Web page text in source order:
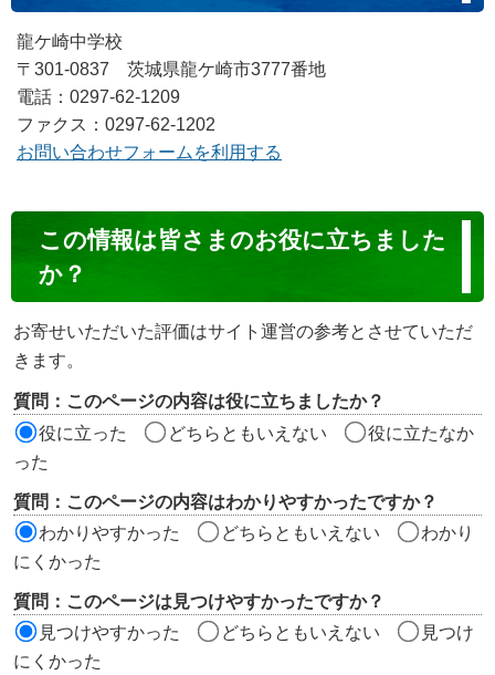
龍ケ崎中学校
〒301-0837 茨城県龍ケ崎市3777番地
電話：0297-62-1209
ファクス：0297-62-1202
お問い合わせフォームを利用する
ン
ン
ツ
評
価
ア
この情報は皆さまのお役に立ちました
か？
お寄せいただいた評価はサイト運営の参考とさせていただ
きます。
質問：このページの内容は役に立ちましたか？
役に立った
どちらともいえない
役に立たなか
った
質問：このページの内容はわかりやすかったですか？
わかりやすかった
どちらともいえない
わかり
にくかった
質問：このページは見つけやすかったですか？
見つけやすかった
どちらともいえない
見つけ
にくかった